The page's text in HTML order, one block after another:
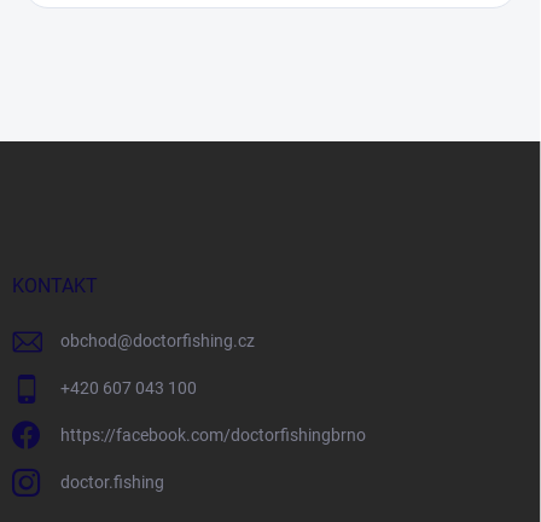
KONTAKT
obchod@doctorfishing.cz
+420 607 043 100
https://facebook.com/doctorfishingbrno
doctor.fishing